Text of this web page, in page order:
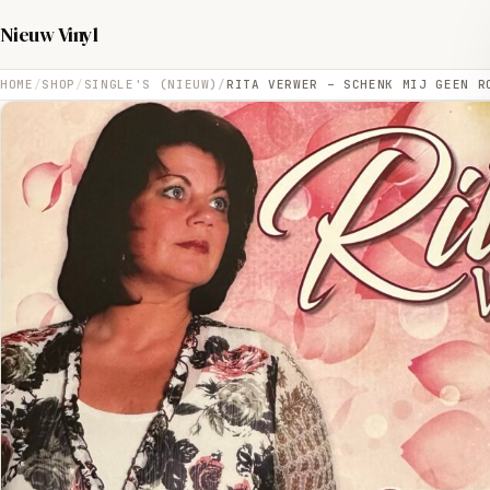
Nieuw Vinyl
HOME SHOP SINGLE'S (NIEUW) RITA VERWER – SCHENK MIJ GEEN